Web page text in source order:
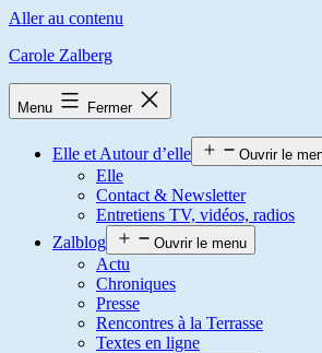
Aller au contenu
Carole Zalberg
Menu Fermer
Elle et Autour d’elle Ouvrir le
Elle
Contact & Newsletter
Entretiens TV, vidéos, radios
Zalblog
Ouvrir le menu
Actu
Chroniques
Presse
Rencontres à la Terrasse
Textes en ligne